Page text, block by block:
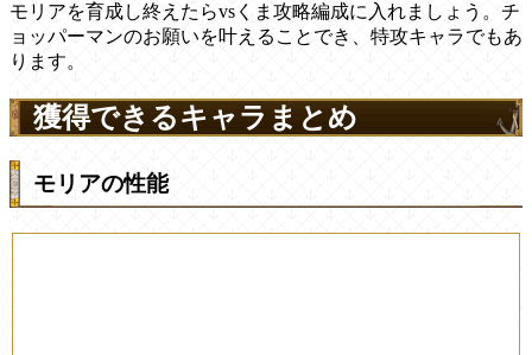
モリアを育成し終えたらvsくま攻略編成に入れましょう。チ
ョッパーマンのお願いを叶えることでき、特攻キャラでもあ
ります。
獲得できるキャラまとめ
モリアの性能